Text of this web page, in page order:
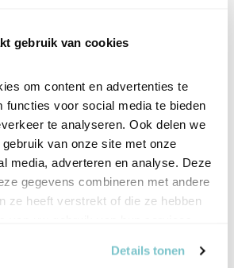
gebruik van cookies
om content en advertenties te
functies voor social media te bieden
te analyseren. Ook delen we
van onze site met onze
media, adverteren en analyse. Deze
gegevens combineren met andere
ze heeft verstrekt of die ze hebben
Details tonen
maar aan vast en kijken we naar
nèt na dit Pinksterweekend
hopelijk, zien!